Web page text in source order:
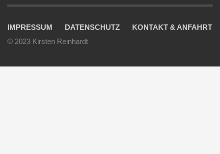
IMPRESSUM DATENSCHUTZ
KONTAKT & ANFAHRT
© 2023 Kirsten Reinhardt